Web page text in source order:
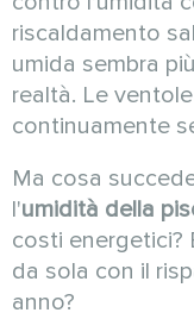
riscaldamento
umida sembra
realtà. Le
continuamente
Ma cosa
l'umidità della
costi energetici?
da sola con il
anno?